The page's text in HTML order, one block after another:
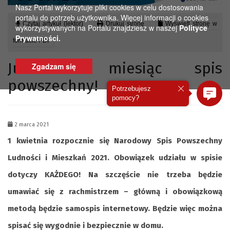
Nasz Portal wykorzytuje pliki cookies w celu dostosowania
portalu do potrzeb użytkownika. Więcej informacji o cookies
wykorzystywanych na Portalu znajdziesz w naszejPolityce
Prywatności.
Zgadzam się
Czytaj artykuł (lektor) Drukuj stronę Wyświetl stronę w
formacie PDF
Już za miesiąc spis
powszechny!
2 marca 2021
1 kwietnia rozpocznie się Narodowy Spis Powszechny
Ludności i Mieszkań 2021. Obowiązek udziału w spisie
dotyczy KAŻDEGO! Na szczęście nie trzeba będzie
umawiać się z rachmistrzem – główną i obowiązkową
metodą będzie samospis internetowy. Będzie więc można
spisać się wygodnie i bezpiecznie w domu.
Potrzebujesz
pomocy?